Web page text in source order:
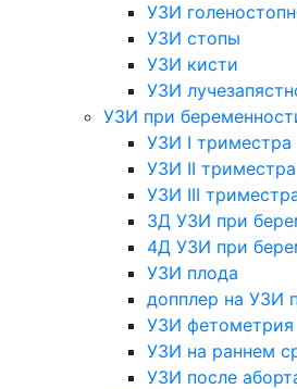
УЗИ
УЗИ стопы
УЗИ кисти
УЗИ
УЗИ при
УЗИ I триместра
УЗИ II триместра
УЗИ III
3Д УЗИ при
4Д УЗИ при
УЗИ плода
допплер на УЗИ
УЗИ фетометрия
УЗИ на раннем
УЗИ после